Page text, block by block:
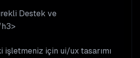
Destek ve
işletmeniz için ui/ux tasarımı